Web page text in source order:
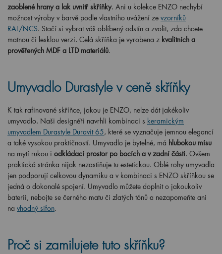
zaoblené hrany a lak uvnitř skříňky. Ani u kolekce ENZO nechybí
možnost výroby v barvě podle vlastního uvážení ze vzorníků
RAL/NCS. Stačí si vybrat váš oblíbený odstín a zvolit, zda chcete
matnou či lesklou verzi. Celá skříňka je vyrobena z kvalitních a
prověřených MDF a LTD materiálů.
Umyvadlo Durastyle v ceně skříňky
K tak rafinované skříňce, jakou je ENZO, nelze dát jakékoliv
umyvadlo. Naši designéři navrhli kombinaci s keramickým
umyvadlem Durastyle Duravit 65, které se vyznačuje jemnou elegancí
a také vysokou praktičností. Umyvadlo je bytelné, má hlubokou mísu
na mytí rukou i odkládací prostor po bocích a v zadní části. Ovšem
praktická stránka nijak nezastiňuje tu estetickou. Oblé rohy umyvadla
jen podporují celkovou dynamiku a v kombinaci s ENZO skříňkou se
jedná o dokonalé spojení. Umyvadlo můžete doplnit o jakoukoliv
baterii, nebojte se černého matu či zlatých tónů a nezapomeňte ani
na vhodný sifon.
Proč si zamilujete tuto skříňku?